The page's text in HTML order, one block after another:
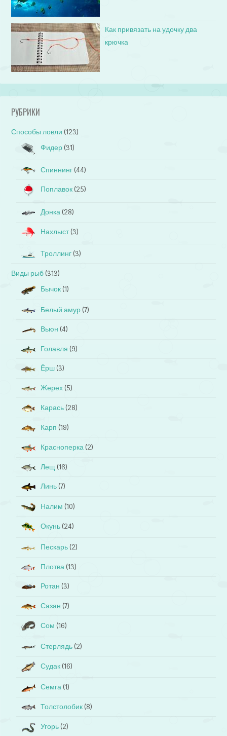
Как привязать на удочку два
крючка
РУБРИКИ
Способы ловли (123)
Фидер (31)
Спиннинг (44)
Поплавок (25)
Донка (28)
Нахлыст(3)
Троллинг (3)
Виды рыб (313)
Бычок (1)
Белый амур (7)
Вьюн (4)
Голавля (9)
Ёрш (3)
Жерех (5)
Карась (28)
Карп (19)
Красноперка (2)
Лещ (16)
Линь (7)
Налим (10)
Окунь (24)
Пескарь (2)
Плотва (13)
Ротан (3)
Сазан (7)
Сом (16)
Стерлядь (2)
Судак (16)
Семга (1)
Толстолобик (8)
Угорь (2)